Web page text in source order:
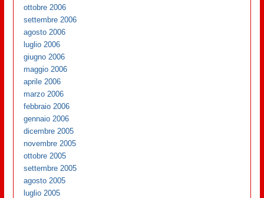
ottobre 2006
settembre 2006
agosto 2006
luglio 2006
giugno 2006
maggio 2006
aprile 2006
marzo 2006
febbraio 2006
gennaio 2006
dicembre 2005
novembre 2005
ottobre 2005
settembre 2005
agosto 2005
luglio 2005